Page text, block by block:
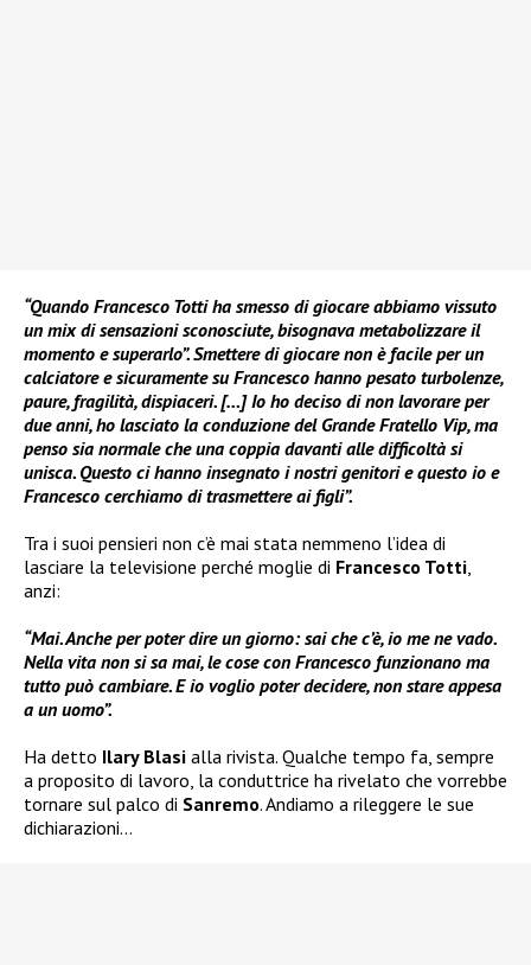
“Quando Francesco Totti ha smesso di giocare abbiamo vissuto
un mix di sensazioni sconosciute, bisognava metabolizzare il
momento e superarlo”. Smettere di giocare non è facile per un
calciatore e sicuramente su Francesco hanno pesato turbolenze,
paure, fragilità, dispiaceri. […] Io ho deciso di non lavorare per
due anni, ho lasciato la conduzione del Grande Fratello Vip, ma
penso sia normale che una coppia davanti alle difficoltà si
unisca. Questo ci hanno insegnato i nostri genitori e questo io e
Francesco cerchiamo di trasmettere ai figli”.
Tra i suoi pensieri non c’è mai stata nemmeno l’idea di
lasciare la televisione perché moglie di Francesco Totti,
anzi:
“Mai. Anche per poter dire un giorno: sai che c’è, io me ne vado.
Nella vita non si sa mai, le cose con Francesco funzionano ma
tutto può cambiare. E io voglio poter decidere, non stare appesa
a un uomo”.
Ha detto Ilary Blasi alla rivista. Qualche tempo fa, sempre
a proposito di lavoro, la conduttrice ha rivelato che vorrebbe
tornare sul palco di Sanremo. Andiamo a rileggere le sue
dichiarazioni…